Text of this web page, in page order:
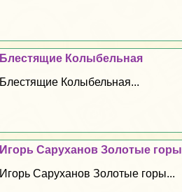
Блестящие Колыбельная
Блестящие Колыбельная...
Игорь Саруханов Золотые горы
Игорь Саруханов Золотые горы...